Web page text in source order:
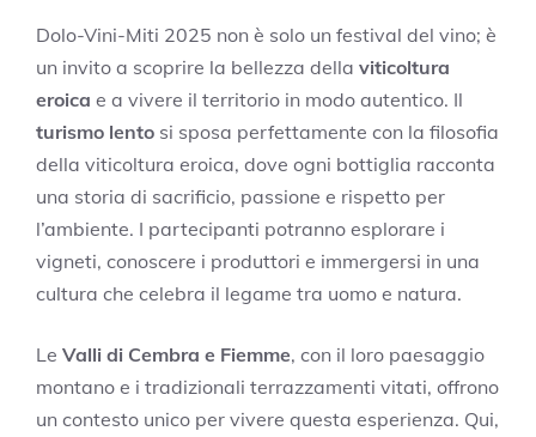
Dolo-Vini-Miti 2025 non è solo un festival del vino; è
un invito a scoprire la bellezza della viticoltura
eroica e a vivere il territorio in modo autentico. Il
turismo lento si sposa perfettamente con la filosofia
della viticoltura eroica, dove ogni bottiglia racconta
una storia di sacrificio, passione e rispetto per
l’ambiente. I partecipanti potranno esplorare i
vigneti, conoscere i produttori e immergersi in una
cultura che celebra il legame tra uomo e natura.
Le Valli di Cembra e Fiemme, con il loro paesaggio
montano e i tradizionali terrazzamenti vitati, offrono
un contesto unico per vivere questa esperienza. Qui,